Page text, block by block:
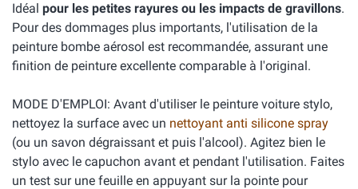
Idéal pour les petites rayures ou les impacts de gravillons.
Pour des dommages plus importants, l'utilisation de la
peinture bombe aérosol est recommandée, assurant une
finition de peinture excellente comparable à l'original.
MODE D'EMPLOI: Avant d'utiliser le peinture voiture stylo,
nettoyez la surface avec un nettoyant anti silicone spray
(ou un savon dégraissant et puis l'alcool). Agitez bien le
stylo avec le capuchon avant et pendant l'utilisation. Faites
un test sur une feuille en appuyant sur la pointe pour